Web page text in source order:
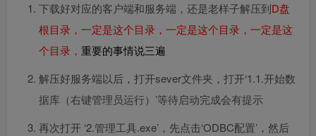
下载好对应的客户端和服务端，还是老样子解压到D盘
根目录，一定是这个目录，一定是这个目录，一定是这
个目录， 重要的事情说三遍
解压好服务端以后，打开sever文件夹，打开‘1.1.开始数
据库（右键管理员运行）’等待启动完成会有提示
再次打开 ‘2.管理工具.exe’，先点击‘ODBC配置’，然后